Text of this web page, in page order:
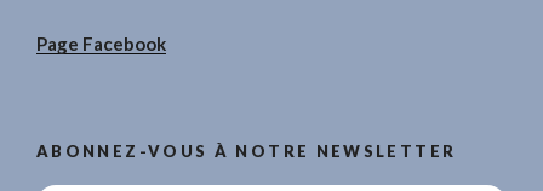
Page Facebook
ABONNEZ-VOUS À NOTRE NEWSLETTER